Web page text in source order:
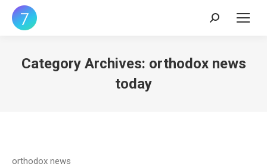
Search:
Category Archives: orthodox news
today
orthodox news